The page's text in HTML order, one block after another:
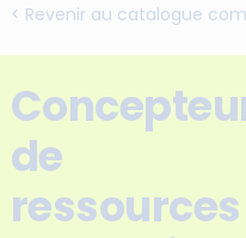
< Revenir au catalogue
de
ressources